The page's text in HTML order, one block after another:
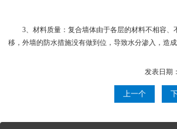
3、材料质量：复合墙体由于各层的材料不相容、
移，外墙的防水措施没有做到位，导致水分渗入，造成
发表日期
上一个